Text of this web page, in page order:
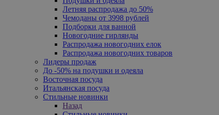
Летняя распродажа до 50%
Чемоданы от 3998 рублей
Подборки для ванной
Новогодние гирлянды
Распродажа новогодних елок
Распродажа новогодних товаров
Лидеры продаж
До -50% на подушки и одеяла
Восточная посуда
Итальянская посуда
Стильные новинки
Назад